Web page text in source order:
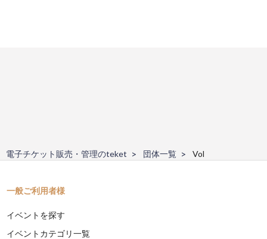
電子チケット販売・管理のteket 団体一覧 Vol
一般ご利用者様
イベントを探す
イベントカテゴリ一覧